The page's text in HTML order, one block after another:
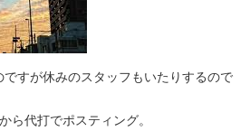
すが休みのスタッフもいたりするので
ら代打でポスティング。